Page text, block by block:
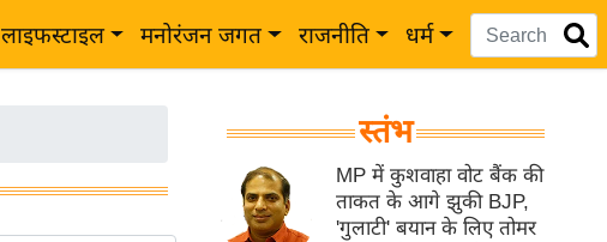
लाइफस्टाइल मनोरंजन जगत राजनीति धर्म
स्तंभ
MP में कुशवाहा वोट बैंक की
ताकत के आगे झुकी BJP,
'गुलाटी' बयान के लिए तोमर